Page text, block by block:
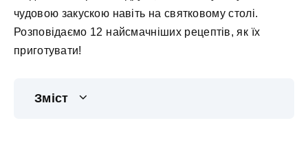
чудовою закускою навіть на святковому столі.
Розповідаємо 12 найсмачніших рецептів, як їх
приготувати!
Зміст